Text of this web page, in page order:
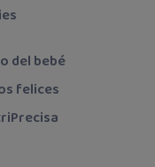
del bebé
felices